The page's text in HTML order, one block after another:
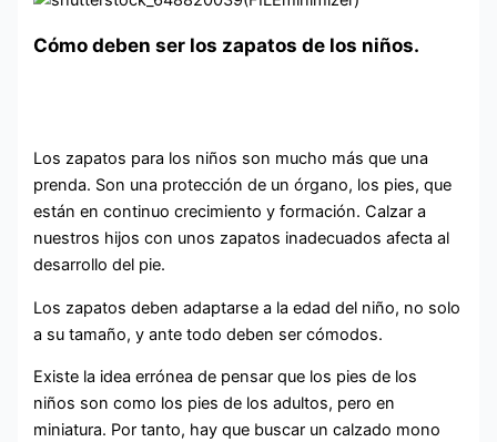
Cómo deben ser los zapatos de los niños.
Los zapatos para los niños son mucho más que una
prenda. Son una protección de un órgano, los pies, que
están en continuo crecimiento y formación. Calzar a
nuestros hijos con unos zapatos inadecuados afecta al
desarrollo del pie.
Los zapatos deben adaptarse a la edad del niño, no solo
a su tamaño, y ante todo deben ser cómodos.
Existe la idea errónea de pensar que los pies de los
niños son como los pies de los adultos, pero en
miniatura. Por tanto, hay que buscar un calzado mono